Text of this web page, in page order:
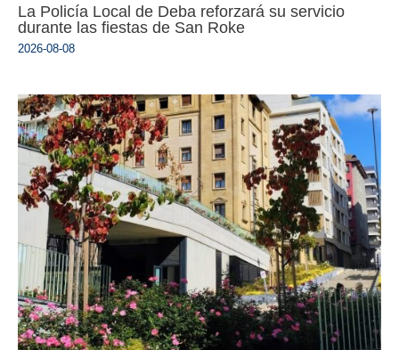
La Policía Local de Deba reforzará su servicio
durante las fiestas de San Roke
2026-08-08